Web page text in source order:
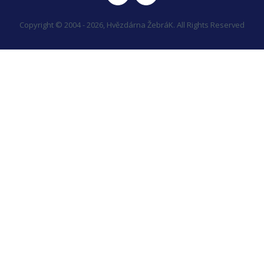
Copyright © 2004 - 2026, Hvězdárna ŽebráK. All Rights Reserved